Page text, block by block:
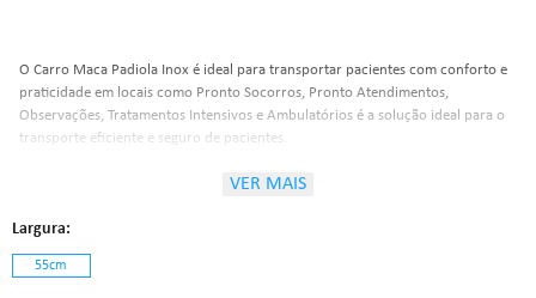
O Carro Maca Padiola Inox é ideal para transportar pacientes com conforto e
praticidade em locais como Pronto Socorros, Pronto Atendimentos,
Observações, Tratamentos Intensivos e Ambulatórios é a solução ideal para o
transporte eficiente e seguro de pacientes.
Estrutura construída em tubos de aço Inox de 1 ¼ ”;
VER MAIS
Largura
55cm